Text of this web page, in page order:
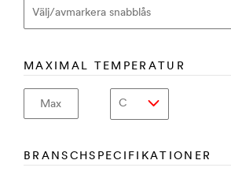
MAXIMAL TEMPERATUR
Max
BRANSCHSPECIFIKATIONER